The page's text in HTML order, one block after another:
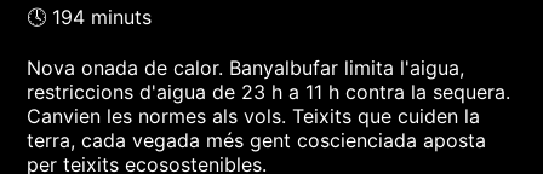
🕓 194 minuts
Nova onada de calor. Banyalbufar limita l'aigua,
restriccions d'aigua de 23 h a 11 h contra la sequera.
Canvien les normes als vols. Teixits que cuiden la
terra, cada vegada més gent coscienciada aposta
per teixits ecosostenibles.